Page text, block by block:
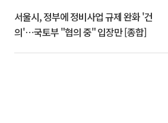
서울시, 정부에 정비사업 규제 완화 '건
의'⋯국토부 "협의 중" 입장만 [종합]